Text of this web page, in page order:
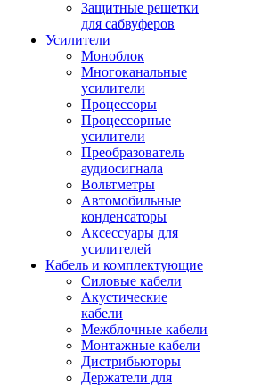
Защитные решетки
для сабвуферов
Усилители
Моноблок
Многоканальные
усилители
Процессоры
Процессорные
усилители
Преобразователь
аудиосигнала
Вольтметры
Автомобильные
конденсаторы
Аксессуары для
усилителей
Кабель и комплектующие
Силовые кабели
Акустические
кабели
Межблочные кабели
Монтажные кабели
Дистрибьюторы
Держатели для